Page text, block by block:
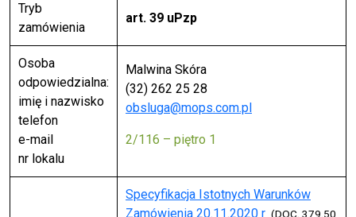
Tryb
zamówienia
art. 39 uPzp
Osoba
odpowiedzialna:
imię i nazwisko
telefon
e-mail
nr lokalu
Malwina Skóra
(32) 262 25 28
obsluga@mops.com.pl
2/116 – piętro 1
Specyfikacja Istotnych Warunków
Zamówienia 20.11.2020 r (DOC, 379.50